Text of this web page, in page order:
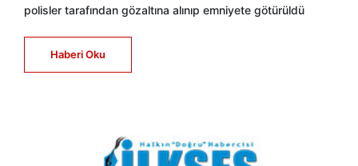
polisler tarafından gözaltına alınıp emniyete götürüldü
Haberi Oku